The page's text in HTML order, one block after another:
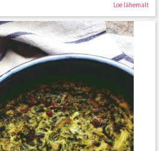
Loe lähemalt